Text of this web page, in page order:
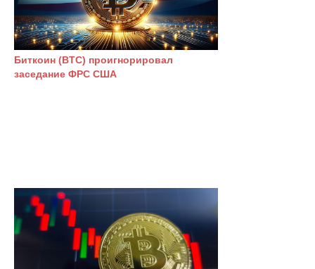
Биткоин (BTC) проигнорировал
заседание ФРС США